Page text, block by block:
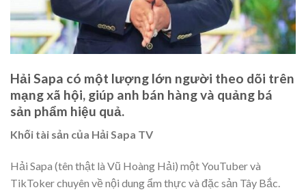
Hải Sapa có một lượng lớn người theo dõi trên
mạng xã hội, giúp anh bán hàng và quảng bá
sản phẩm hiệu quả.
Khối tài sản của Hải Sapa TV
Hải Sapa (tên thật là Vũ Hoàng Hải) một YouTuber và
TikToker chuyên về nội dung ẩm thực và đặc sản Tây Bắc.